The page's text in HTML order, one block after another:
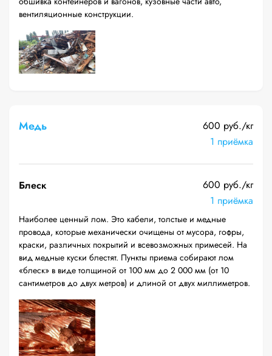
вентиляционные конструкции.
Медь
600 руб./кг
1 приёмка
Блеск
600 руб./кг
1 приёмка
Наиболее ценный лом. Это кабели, толстые и медные
провода, которые механически очищены от мусора, гофры,
краски, различных покрытий и всевозможных примесей. На
вид медные куски блестят. Пункты приема собирают лом
«блеск» в виде толщиной от 100 мм до 2 000 мм (от 10
сантиметров до двух метров) и длиной от двух миллиметров.